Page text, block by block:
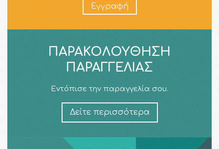
Εγγραφή
ΠΑΡΑΚΟΛΟΎΘΗΣΗ
ΠΑΡΑΓΓΕΛΊΑΣ
Εντόπισε την παραγγελία σου.
Δείτε περισσότερα